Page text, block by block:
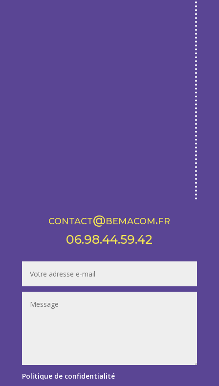
contact@bemacom.fr
06.98.44.59.42
Politique de confidentialité